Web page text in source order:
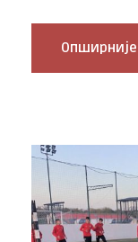
Опширније